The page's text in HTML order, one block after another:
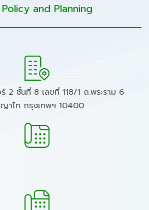
and Planning
2 ชั้นที่ 8 เลขที่ 118/1 ถ.พระราม 6
าไท กรุงเทพฯ 10400